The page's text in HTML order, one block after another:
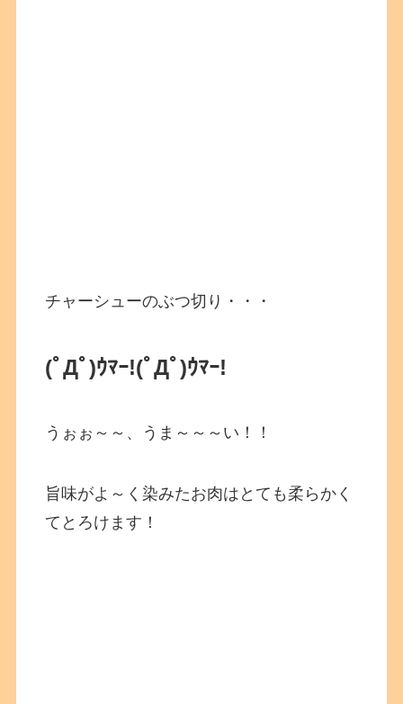
チャーシューのぶつ切り・・・
(ﾟДﾟ)ｳﾏｰ!(ﾟДﾟ)ｳﾏｰ!
うぉぉ～～、うま～～～い！！
旨味がよ～く染みたお肉はとても柔らかく
てとろけます！